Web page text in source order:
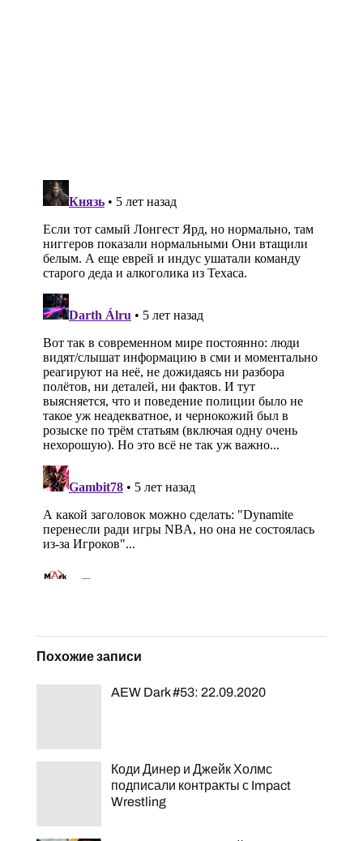
Похожие записи
AEW Dark #53: 22.09.2020
Коди Динер и Джейк Холмс
подписали контракты с Impact
Wrestling